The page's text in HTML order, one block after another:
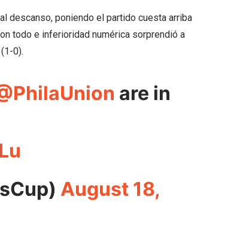
descanso, poniendo el partido cuesta arriba
todo e inferioridad numérica sorprendió a
0).
are in
August 18,